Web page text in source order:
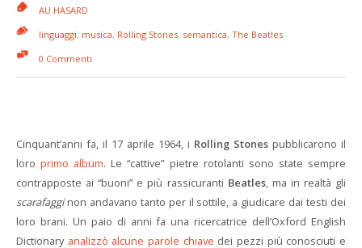
AU HASARD
linguaggi, musica, Rolling Stones, semantica, The Beatles
0 Commenti
Cinquant’anni fa, il 17 aprile 1964, i Rolling Stones pubblicarono il
loroprimo album. Le “cattive” pietre rotolanti sono state sempre
contrapposte ai “buoni” e più rassicuranti Beatles, ma in realtà gli
scarafagginon andavano tanto per il sottile, a giudicare dai testi dei
loro brani. Un paio di anni fa una ricercatrice dell’Oxford English
Dictionary analizzò alcune parole chiave dei pezzi più conosciuti e